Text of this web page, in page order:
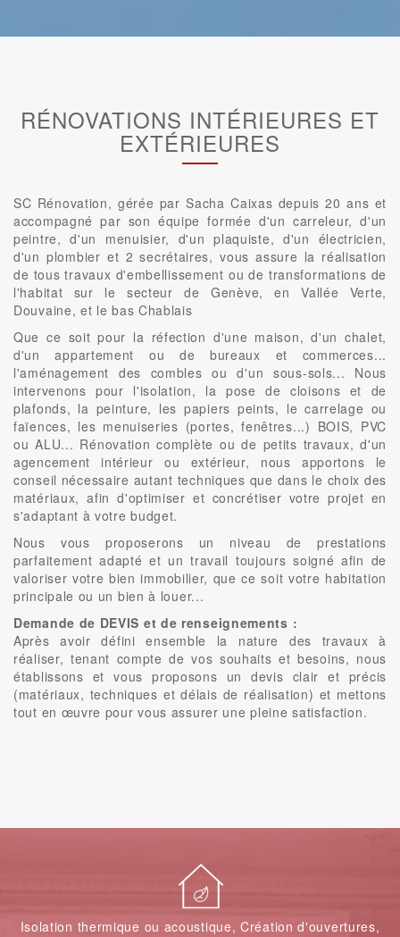
RÉNOVATIONS INTÉRIEURES ET
EXTÉRIEURES
SC Rénovation, gérée par Sacha Caixas depuis 20 ans et
accompagné par son équipe formée d'un carreleur, d'un
peintre, d'un menuisier, d'un plaquiste, d'un électricien,
d'un plombier et 2 secrétaires, vous assure la réalisation
de tous travaux d'embellissement ou de transformations de
l'habitat sur le secteur de Genève, en Vallée Verte,
Douvaine, et le bas Chablais
Que ce soit pour la réfection d'une maison, d'un chalet,
d'un appartement ou de bureaux et commerces...
l'aménagement des combles ou d'un sous-sols... Nous
intervenons pour l'isolation, la pose de cloisons et de
plafonds, la peinture, les papiers peints, le carrelage ou
faïences, les menuiseries (portes, fenêtres...) BOIS, PVC
ou ALU... Rénovation complète ou de petits travaux, d'un
agencement intérieur ou extérieur, nous apportons le
conseil nécessaire autant techniques que dans le choix des
matériaux, afin d'optimiser et concrétiser votre projet en
s'adaptant à votre budget.
Nous vous proposerons un niveau de prestations
parfaitement adapté et un travail toujours soigné afin de
valoriser votre bien immobilier, que ce soit votre habitation
principale ou un bien à louer...
Demande de DEVIS et de renseignements :
Après avoir défini ensemble la nature des travaux à
réaliser, tenant compte de vos souhaits et besoins, nous
établissons et vous proposons un devis clair et précis
(matériaux, techniques et délais de réalisation) et mettons
tout en œuvre pour vous assurer une pleine satisfaction.
Isolation thermique ou acoustique, Création d'ouvertures,